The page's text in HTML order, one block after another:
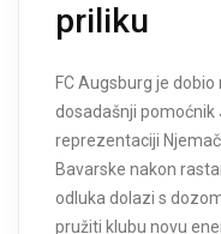
priliku
FC Augsburg je
dosadašnji pomoćnik
reprezentaciji
Bavarske nakon
odluka dolazi s
pružiti klubu novu